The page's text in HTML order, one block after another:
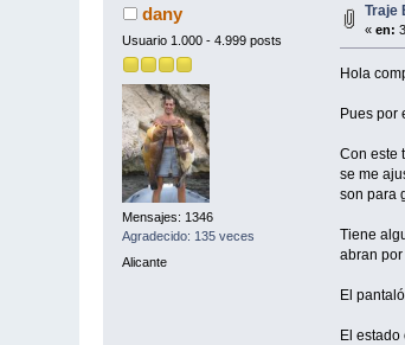
dany
Usuario 1.000 - 4.999 posts
Mensajes: 1346
Agradecido: 135 veces
Alicante
Traje
«en:
Hola
Pues por
Con este
se me
son para
Tiene
abran
El
El